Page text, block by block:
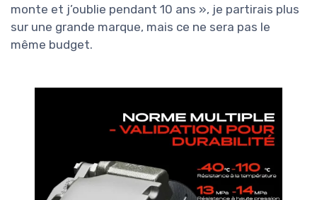
monte et j’oublie pendant 10 ans », je partirais plus
sur une grande marque, mais ce ne sera pas le
même budget.